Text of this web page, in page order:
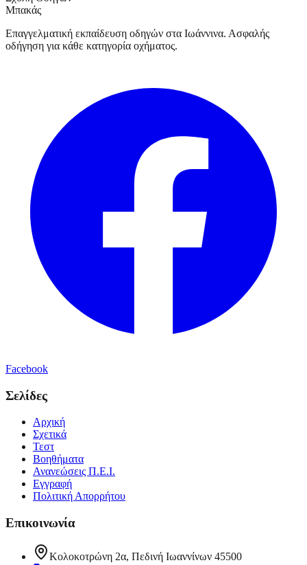
Μπακάς
Επαγγελματική εκπαίδευση οδηγών στα Ιωάννινα. Ασφαλής
οδήγηση για κάθε κατηγορία οχήματος.
Facebook
Σελίδες
Αρχική
Σχετικά
Τεστ
Βοηθήματα
Ανανεώσεις Π.Ε.Ι.
Εγγραφή
Πολιτική Απορρήτου
Επικοινωνία
Κολοκοτρώνη 2α, Πεδινή Ιωαννίνων 45500